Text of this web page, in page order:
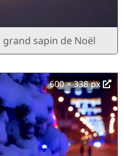
grand sapin de Noël
600 × 338 px